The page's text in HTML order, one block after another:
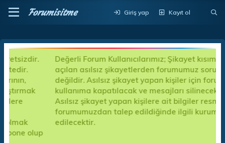
Forumisitme Giriş yap Kayıt ol
Değerli Forum Kullanıcılarımız; Şikayet kısımlarında
açılan asılsız şikayetlerden forumumuz sorumlu
değildir. Asılsız şikayet yapan kişiler için forum
kullanıma kapatılacak ve mesajları silinecektir.
Asılsız şikayet yapan kişilere ait bilgiler resmi kanalla
forumumuzdan talep edildiğinde ilgili kuruma teslim
edilecektir.